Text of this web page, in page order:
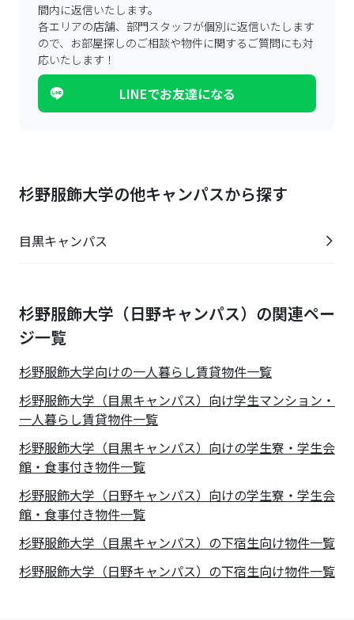
間内に返信いたします。
各エリアの店舗、部門スタッフが個別に返信いたします
ので、 お部屋探しのご相談や物件に関するご質問にも対
応いたします！
LINEでお友達になる
杉野服飾大学の他キャンパスから探す
目黒キャンパス
杉野服飾大学（日野キャンパス）の関連ペー
ジ一覧
杉野服飾大学向けの一人暮らし賃貸物件一覧
杉野服飾大学（目黒キャンパス）向け学生マンション・
一人暮らし賃貸物件一覧
杉野服飾大学（目黒キャンパス）向けの学生寮・学生会
館・食事付き物件一覧
杉野服飾大学（日野キャンパス）向けの学生寮・学生会
館・食事付き物件一覧
杉野服飾大学（目黒キャンパス）の下宿生向け物件一覧
杉野服飾大学（日野キャンパス）の下宿生向け物件一覧